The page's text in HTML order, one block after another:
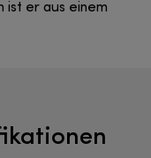
ist er aus einem